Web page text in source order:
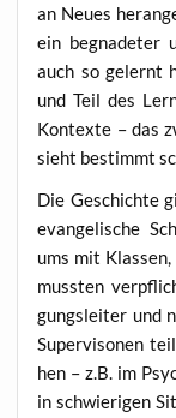
an Neu­es
ein begna­de­ter
auch so gelernt
und Teil des
Kon­tex­te – das
sieht bestimmt
Die Geschich­te
evan­ge­li­sche
ums mit
muss­ten
gungs­lei­ter und
Super­vi­so­nen
hen – z.B. im
in schwie­ri­gen